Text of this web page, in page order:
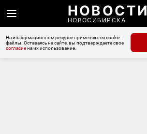
НОВОСТИ
НОВОСИБИРСКА
На информационном ресурсе применяются cookie-
файлы. Оставаясь на сайте, вы подтверждаете свое
согласиена их использование.